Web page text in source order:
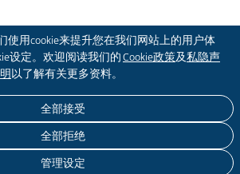
使用cookie来提升您在我们网站上的用户体
设定。欢迎阅读我们的Cookie政策及私隐声
明 以了解有关更多资料。
管理设定
全部拒绝
全部接受
限公司。本公司保留一切版权。
政策无障碍浏览